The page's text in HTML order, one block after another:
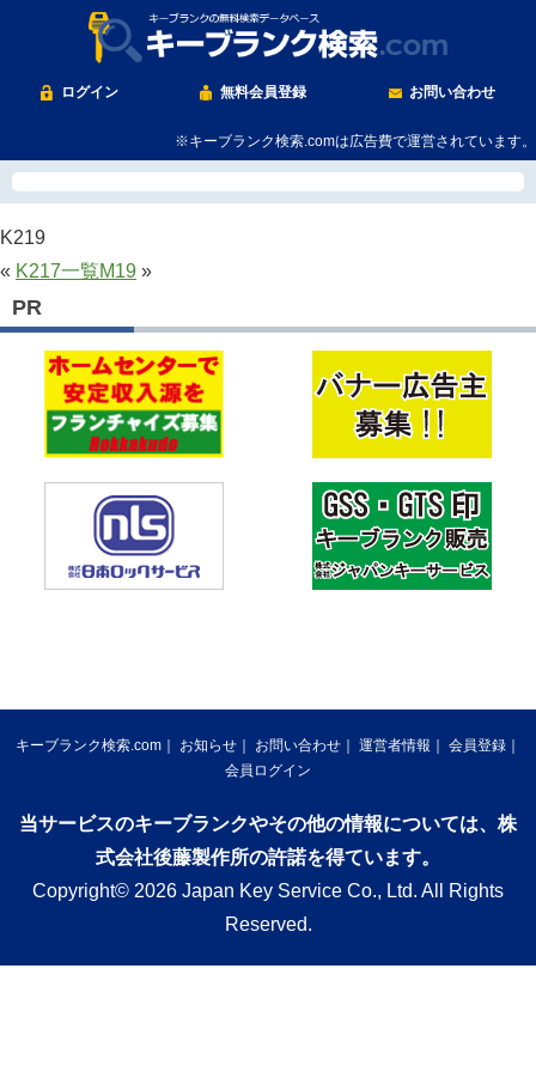
ログイン 無料会員登録 お問い合わせ
※キーブランク検索.comは広告費で運営されています。
K219
« K217一覧M19 »
PR
キーブランク検索.com お知らせ お問い合わせ 運営者情報
会員登録
会員ログイン
当サービスのキーブランクやその他の情報については、株
式会社後藤製作所の許諾を得ています。
Copyright© 2026 Japan Key Service Co., Ltd. All Rights
Reserved.